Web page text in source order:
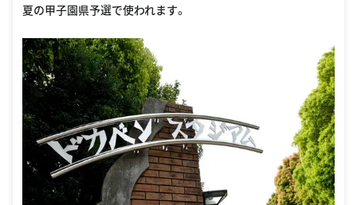
夏の甲子園県予選で使われます。